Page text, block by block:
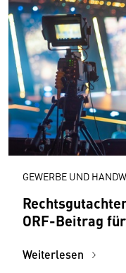
GEWERBE UND
ORF-Beitrag
Weiterlesen